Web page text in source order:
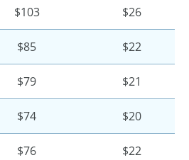
$103 $26
$85 $22
$79 $21
$74 $20
$76 $22